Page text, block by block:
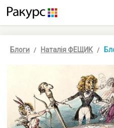
Блоги Наталія ФЕЩИК